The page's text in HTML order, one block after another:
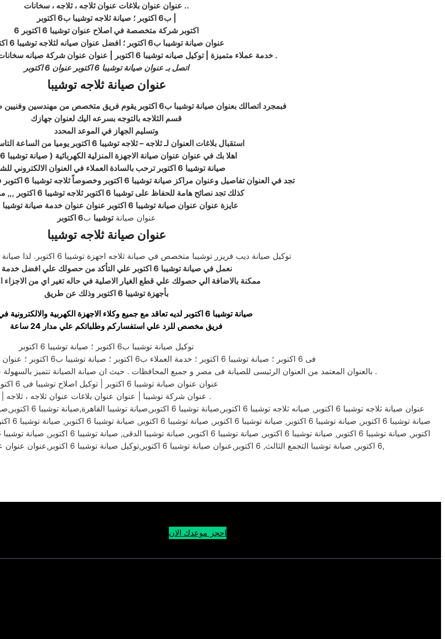
عنوان عنوان بلاغات عنوان ثلاجه ، ثلاجه ، سخانات ..
ب6 اكتوبر ؛ صيانة ثلاجه توشيبا ب6 اكتوبر|
6 اكتوبر شركة متخصصة في اصلاح عنوان توشيبا 6 اكتوبر
عنوان صيانة توشيبا ب6 اكتوبر ؛ افضل عنوان صيانه لثلاجه توشيبا 6 اكتوبر
| خدمة عملاء متميزة | توكيل صيانه توشيبا 6 اكتوبر | عنوان عنوان شركة صيانه سخانات توشيبا ب6 اكتوبر .
اتصل بـ عنوان صيانة توشيبا 6 اكتوبر عنوان 6 اكتوبر
عنوان صيانة ثلاجه توشيبا
فبمجرد اتصالك بعنوان صيانة توشيبا ب6 اكتوبر يقوم فريق متخصص من مهندسين وفنيين صيانة توشيبا ب6 اكتوبر
قسم الثلاجه بالتوجه بسرعه اليك لعنوان جهازك
وتسليم الجهاز في الموعد المحدد
استقبال بلاغات العنوان لـ ثلاجه – ثلاجه توشيبا 6 اكتوبر يوميا من الساعة التاسعة صباحا
اهلا بك في عنوان عنوان صيانة الاجهزة المنزلية الكهربائية ( صيانة توشيبا 6 اكتوبر
صيانة توشيبا 6 اكتوبر ترحب بالسادة العملاء في العنوان الالكتروني للشركة
, تجد في العنوان تفاصيل وعنوان مراكز صيانة توشيبا 6 اكتوبر وخصوصاً ثلاجه توشيبا 6 اكتوبر في القاهرة والمحافظات
, كذلك تجد نصائح هامة للحفاظ على توشيبا 6 اكتوبر ثلاجه توشيبا 6 اكتوبر ,,, مرحبا بكم
عايزة عنوان عنوان صيانة توشيبا 6 اكتوبر عنوان عنوان خدمة صيانة توشيبا 6 اكتوبر
عنوان صيانةتوشيبا ب6 اكتوبر
عنوان صيانة ثلاجه توشيبا
توكيل صيانة ديب فريزر توشيبا متخصص في صيانة ثلاجه اجهزة توشيبا 6 اكتوبر. لذا صيانة توشيبا تعمل علي اضافة
نعمل في صيانة توشيبا 6 اكتوبر علي التأكد من حصولك علي افضل خدمة صيانة
ممكنة بالاضافة الي حصولك علي قطع الغيار الاصلية في حاله تغير اي من الاجزاء
بأجهزة توشيبا 6 اكتوبر وذلك عن طريق
صيانة توشيبا 6 اكتوبر لديه تعاقد مع جميع وكلاء الاجهزة الكهربية والالكترونية في مصر
فريق مخصص للرد علي استفساركم وطلباتكم علي مدار 24 ساعة
توكيل صيانة توشيبا ب6 اكتوبر ؛ صيانة توشيبا 6 اكتوبر
فى 6 اكتوبر ؛ صيانة توشيبا 6 اكتوبر ؛ خدمة العملاء ب6 اكتوبر ؛ صيانة توشيبا ب6 اكتوبر ؛ عنوان الصيانة والصيانة توشيبا 6 اكتوبر
| بالعنوان المعتمد من العنوان الرئيسى للصيانة فى مصر و جميع المحافظات . حيث ان صيانة الصيانة تتميز بالسهولة في الإجراءات والسرعة والدقة والالتزام بالمواعيد .
عنوان عنوان صيانة توشيبا 6 اكتوبر | توكيل اصلاح توشيبا فى 6 اكتوبر
| عنوان شركة توشيبا | عنوان عنوان بلاغات عنوان ثلاجه ، ثلاجه .
6 اكتوبر, صيانة توشيبا التجمع الثالث, 6 اكتوبر,عنوان صيانة توشيبا 6 اكتوبر,توكيل صيانة توشيبا 6 اكتوبر,عنوان عنوان عنوان خدمة صيانة توكيل شركة توشيبا 6 اكتوبر بمصر,
احجز موعدك الان